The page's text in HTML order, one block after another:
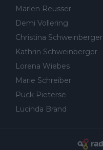
Marlen Reusser
Demi Vollering
Christina Schweinberger
Kathrin Schweinberger
Lorena Wiebes
Marie Schreiber
Puck Pieterse
Lucinda Brand